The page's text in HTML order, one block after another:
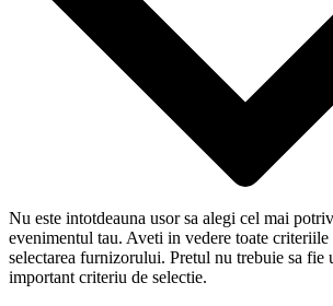
Nu este intotdeauna usor sa alegi cel mai
evenimentul tau. Aveti in vedere toate criteriile
selectarea furnizorului. Pretul nu trebuie sa fie
important criteriu de selectie.